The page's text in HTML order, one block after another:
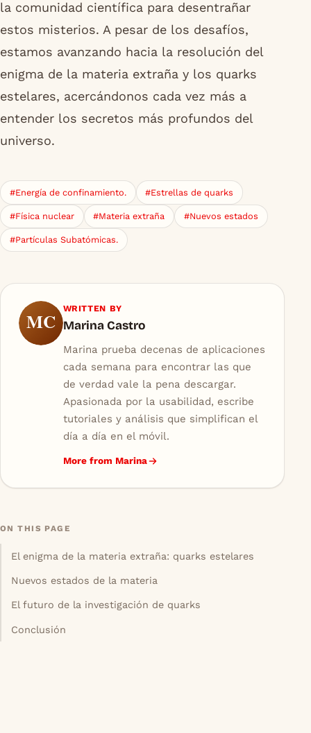
la comunidad científica para desentrañar
estos misterios. A pesar de los desafíos,
estamos avanzando hacia la resolución del
enigma de la materia extraña y los quarks
estelares, acercándonos cada vez más a
entender los secretos más profundos del
universo.
#Energía de confinamiento. #Estrellas de quarks
#Física nuclear #Materia extraña #Nuevos estados
#Partículas Subatómicas.
MC
WRITTEN BY
Marina Castro
Marina prueba decenas de aplicaciones
cada semana para encontrar las que
de verdad vale la pena descargar.
Apasionada por la usabilidad, escribe
tutoriales y análisis que simplifican el
día a día en el móvil.
More from Marina
ON THIS PAGE
El enigma de la materia extraña: quarks estelares
Nuevos estados de la materia
El futuro de la investigación de quarks
Conclusión